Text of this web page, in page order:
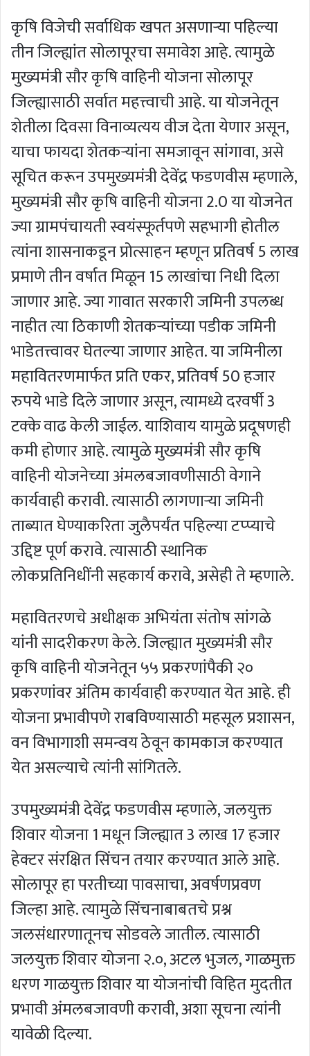
कृषि विजेची सर्वाधिक खपत असणाऱ्या पहिल्या
तीन जिल्ह्यांत सोलापूरचा समावेश आहे. त्यामुळे
मुख्यमंत्री सौर कृषि वाहिनी योजना सोलापूर
जिल्ह्यासाठी सर्वात महत्त्वाची आहे. या योजनेतून
शेतीला दिवसा विनाव्यत्यय वीज देता येणार असून,
याचा फायदा शेतकऱ्यांना समजावून सांगावा, असे
सूचित करून उपमुख्यमंत्री देवेंद्र फडणवीस म्हणाले,
मुख्यमंत्री सौर कृषि वाहिनी योजना 2.0 या योजनेत
ज्या ग्रामपंचायती स्वयंस्फूर्तपणे सहभागी होतील
त्यांना शासनाकडून प्रोत्साहन म्हणून प्रतिवर्ष 5 लाख
प्रमाणे तीन वर्षात मिळून 15 लाखांचा निधी दिला
जाणार आहे. ज्या गावात सरकारी जमिनी उपलब्ध
नाहीत त्या ठिकाणी शेतकऱ्यांच्या पडीक जमिनी
भाडेतत्त्वावर घेतल्या जाणार आहेत. या जमिनीला
महावितरणमार्फत प्रति एकर, प्रतिवर्ष 50 हजार
रुपये भाडे दिले जाणार असून, त्यामध्ये दरवर्षी 3
टक्के वाढ केली जाईल. याशिवाय यामुळे प्रदूषणही
कमी होणार आहे. त्यामुळे मुख्यमंत्री सौर कृषि
वाहिनी योजनेच्या अंमलबजावणीसाठी वेगाने
कार्यवाही करावी. त्यासाठी लागणाऱ्या जमिनी
ताब्यात घेण्याकरिता जुलैपर्यंत पहिल्या टप्प्याचे
उद्दिष्ट पूर्ण करावे. त्यासाठी स्थानिक
लोकप्रतिनिधींनी सहकार्य करावे, असेही ते म्हणाले.
महावितरणचे अधीक्षक अभियंता संतोष सांगळे
यांनी सादरीकरण केले. जिल्ह्यात मुख्यमंत्री सौर
कृषि वाहिनी योजनेतून ५५ प्रकरणांपैकी २०
प्रकरणांवर अंतिम कार्यवाही करण्यात येत आहे. ही
योजना प्रभावीपणे राबविण्यासाठी महसूल प्रशासन,
वन विभागाशी समन्वय ठेवून कामकाज करण्यात
येत असल्याचे त्यांनी सांगितले.
उपमुख्यमंत्री देवेंद्र फडणवीस म्हणाले, जलयुक्त
शिवार योजना 1 मधून जिल्ह्यात 3 लाख 17 हजार
हेक्टर संरक्षित सिंचन तयार करण्यात आले आहे.
सोलापूर हा परतीच्या पावसाचा, अवर्षणप्रवण
जिल्हा आहे. त्यामुळे सिंचनाबाबतचे प्रश्न
जलसंधारणातूनच सोडवले जातील. त्यासाठी
जलयुक्त शिवार योजना २.०, अटल भुजल, गाळमुक्त
धरण गाळयुक्त शिवार या योजनांची विहित मुदतीत
प्रभावी अंमलबजावणी करावी, अशा सूचना त्यांनी
यावेळी दिल्या.